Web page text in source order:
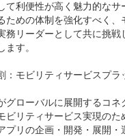
て利便性が高く魅力的なサ
ための体制を強化すべく、
務リーダーとして共に挑戦
ます。
：モビリティサービスプラ
グローバルに展開するコネ
ビリティサービス実現のた
プリの企画・開発・展開・